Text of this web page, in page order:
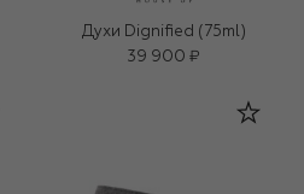
Духи Dignified (75ml)
39 900 ₽